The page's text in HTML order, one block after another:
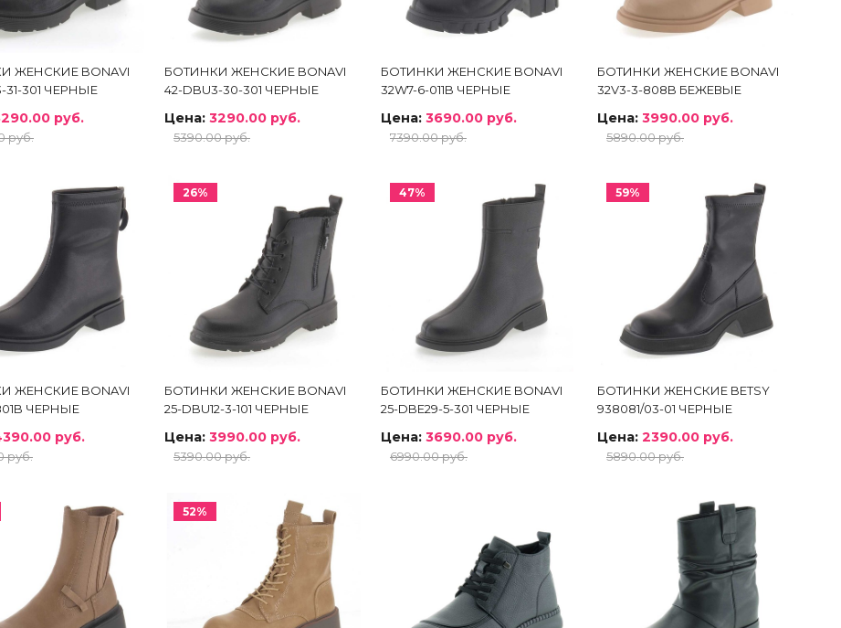
ЖЕНСКИЕ BONAVI
31-301 ЧЕРНЫЕ
руб.
руб.
БОТИНКИ ЖЕНСКИЕ BONAVI
42-DBU3-30-301 ЧЕРНЫЕ
Цена: 3290.00 руб.
5390.00 руб.
БОТИНКИ ЖЕНСКИЕ BONAVI
32W7-6-011B ЧЕРНЫЕ
Цена: 3690.00 руб.
7390.00 руб.
БОТИНКИ ЖЕНСКИЕ BONAVI
32V3-3-808B БЕЖЕВЫЕ
Цена: 3990.00 руб.
5890.00 руб.
ЖЕНСКИЕ BONAVI
ЧЕРНЫЕ
руб.
руб.
26%
БОТИНКИ ЖЕНСКИЕ BONAVI
25-DBU12-3-101 ЧЕРНЫЕ
Цена: 3990.00 руб.
5390.00 руб.
47%
БОТИНКИ ЖЕНСКИЕ BONAVI
25-DBE29-5-301 ЧЕРНЫЕ
Цена: 3690.00 руб.
6990.00 руб.
59%
БОТИНКИ ЖЕНСКИЕ BETSY
938081/03-01 ЧЕРНЫЕ
Цена: 2390.00 руб.
5890.00 руб.
52%